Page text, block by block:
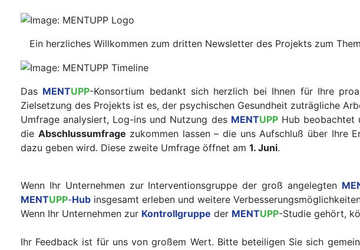
Ein herzliches Willkommen zum dritten Newsletter des Projekts zum
Das MENTUPP-Konsortium bedankt sich herzlich bei Ihnen für Ihre
Zielsetzung des Projekts ist es, der psychischen Gesundheit zuträgliche
Umfrage analysiert, Log-ins und Nutzung des MENTUPPHub beobachtet
die Abschlussumfrage zukommen lassen – die uns Aufschluß über Ihre
dazu geben wird. Diese zweite Umfrage öffnet am 1. Juni.
Wenn Ihr Unternehmen zur Interventionsgruppe der groß angelegten
MENTUPP-Hub insgesamt erleben und weitere
Wenn Ihr Unternehmen zur Kontrollgruppe der MENTUPP-Studie gehört,
Ihr Feedback ist für uns von großem Wert. Bitte beteiligen Sie sich